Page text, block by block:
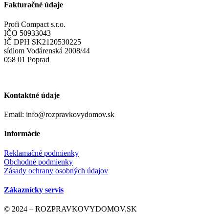
Fakturačné údaje
Profi Compact s.r.o.
IČO 50933043
IČ DPH SK2120530225
sídlom Vodárenská 2008/44
058 01 Poprad
Kontaktné údaje
Email: info@rozpravkovydomov.sk
Informácie
Reklamačné podmienky
Obchodné podmienky
Zásady ochrany osobných údajov
Zákaznícky servis
© 2024 – ROZPRAVKOVYDOMOV.SK